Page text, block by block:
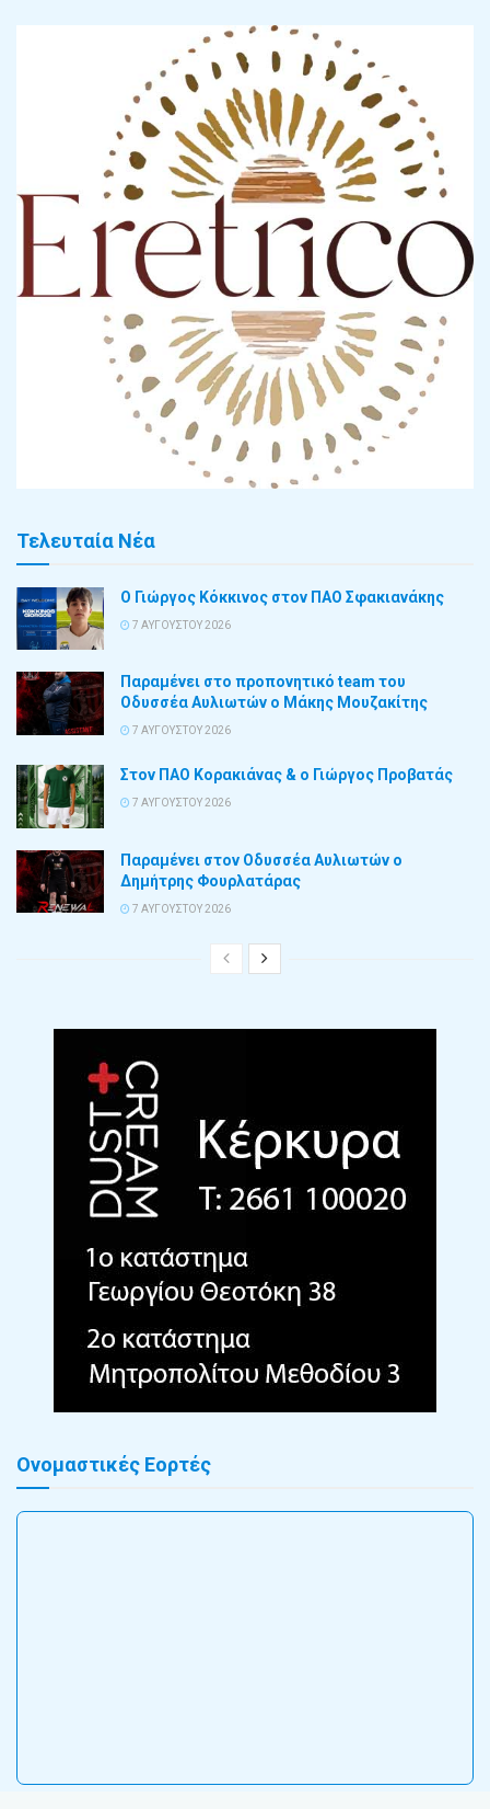
Τελευταία Νέα
Ο Γιώργος Κόκκινος στον ΠΑΟ Σφακιανάκης
7 ΑΥΓΟΎΣΤΟΥ 2026
Παραμένει στο προπονητικό team του
Οδυσσέα Αυλιωτών ο Μάκης Μουζακίτης
7 ΑΥΓΟΎΣΤΟΥ 2026
Στον ΠΑΟ Κορακιάνας & ο Γιώργος Προβατάς
7 ΑΥΓΟΎΣΤΟΥ 2026
Παραμένει στον Οδυσσέα Αυλιωτών ο
Δημήτρης Φουρλατάρας
7 ΑΥΓΟΎΣΤΟΥ 2026
Ονομαστικές Εορτές